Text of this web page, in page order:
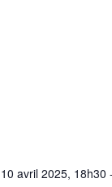
10 avril 2025, 18h30 -